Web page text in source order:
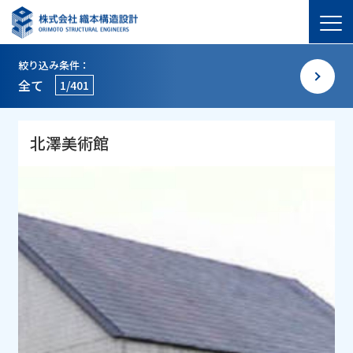
絞り込み条件：
全て 1/401
北澤美術館